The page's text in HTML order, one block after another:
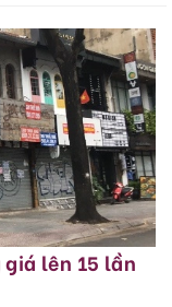
lên 15 lần